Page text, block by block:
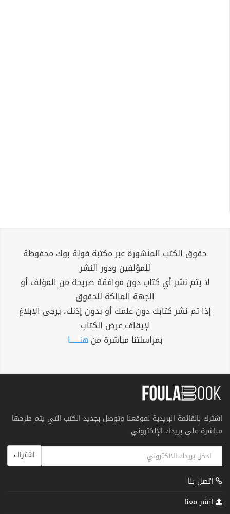
حقوق الكتب المنشورة عبر مكتبة فولة بوك محفوظة
للمؤلفين ودور النشر
لا يتم نشر أي كتاب دون موافقة صريحة من المؤلف أو
الجهة المالكة للحقوق
إذا تم نشر كتابك دون علمك أو بدون إذنك، يرجى الإبلاغ
لإيقاف عرض الكتاب
بمراسلتنا مباشرة من هنــــــا
اشترك بالقائمة البريدية لموقعنا وتوصل بجديد الكتب التي يتم طرحها
مباشرة على بريدك الإلكتروني
اشتراك
اتصل بنا
انشر معنا